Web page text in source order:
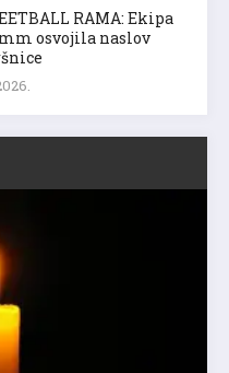
RAMA: Ekipa
osvojila naslov